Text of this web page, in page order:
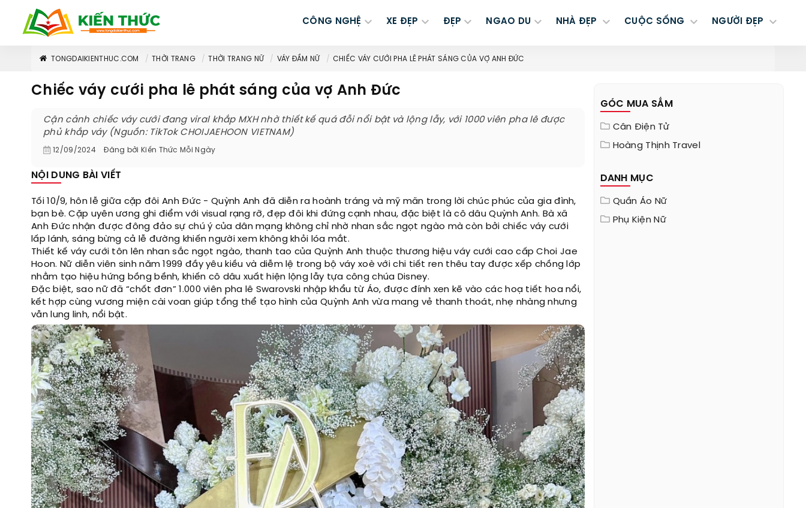
CÔNG NGHỆ XE ĐẸP ĐẸP NGAO DU NHÀ ĐẸP CUỘC SỐNG NGƯỜI ĐẸP
TONGDAIKIENTHUC.COM THỜI TRANG THỜI TRANG NỮ VÁY ĐẦM NỮ CHIẾC VÁY CƯỚI PHA LÊ PHÁT SÁNG CỦA VỢ ANH ĐỨC
Chiếc váy cưới pha lê phát sáng của vợ Anh Đức
Cận cảnh chiếc váy cưới đang viral khắp MXH nhờ thiết kế quá đỗi nổi bật và lộng lẫy, với 1000 viên pha lê được
phủ khắp váy (Nguồn: TikTok CHOIJAEHOON VIETNAM)
12/09/2024 Đăng bởi Kiến Thức Mỗi Ngày
NỘI DUNG BÀI VIẾT
Tối 10/9, hôn lễ giữa cặp đôi Anh Đức - Quỳnh Anh đã diễn ra hoành tráng và mỹ mãn trong lời chúc phúc của gia đình,
bạn bè. Cặp uyên ương ghi điểm với visual rạng rỡ, đẹp đôi khi đứng cạnh nhau, đặc biệt là cô dâu Quỳnh Anh. Bà xã
Anh Đức nhận được đông đảo sự chú ý của dân mạng không chỉ nhờ nhan sắc ngọt ngào mà còn bởi chiếc váy cưới
lấp lánh, sáng bừng cả lễ đường khiến người xem không khỏi lóa mắt.
Thiết kế váy cưới tôn lên nhan sắc ngọt ngào, thanh tao của Quỳnh Anh thuộc thương hiệu váy cưới cao cấp Choi Jae
Hoon. Nữ diễn viên sinh năm 1999 đầy yêu kiều và diễm lệ trong bộ váy xoè với chi tiết ren thêu tay được xếp chồng lớp
nhằm tạo hiệu hứng bồng bềnh, khiến cô dâu xuất hiện lộng lẫy tựa công chúa Disney.
Đặc biệt, sao nữ đã “chốt đơn” 1.000 viên pha lê Swarovski nhập khẩu từ Áo, được đính xen kẽ vào các hoạ tiết hoa nổi,
kết hợp cùng vương miện cài voan giúp tổng thể tạo hình của Quỳnh Anh vừa mang vẻ thanh thoát, nhẹ nhàng nhưng
vẫn lung linh, nổi bật.
GÓC MUA SẮM
Cân Điện Tử
Hoàng Thịnh Travel
DANH MỤC
Quần Áo Nữ
Phụ Kiện Nữ